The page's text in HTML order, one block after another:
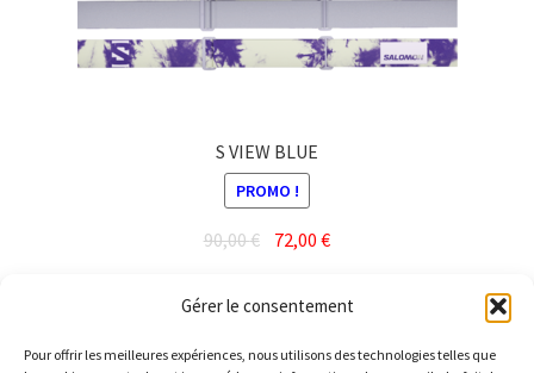
Gérer le consentement
Pour offrir les meilleures expériences, nous utilisons des technologies telles que
S VIEW BLUE
PROMO !
90,00€ Le
initial
90,00 €.
72,00€Le
actuel
72,00 €.
Lire la suite